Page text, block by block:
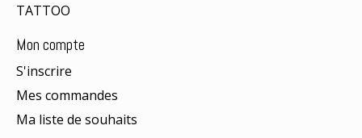
TATTOO
Mon compte
S'inscrire
Mes commandes
Ma liste de souhaits